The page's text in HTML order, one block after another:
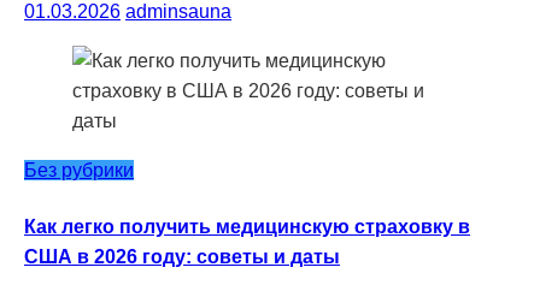
01.03.2026 adminsauna
Без рубрики
Как легко получить медицинскую страховку в
США в 2026 году: советы и даты